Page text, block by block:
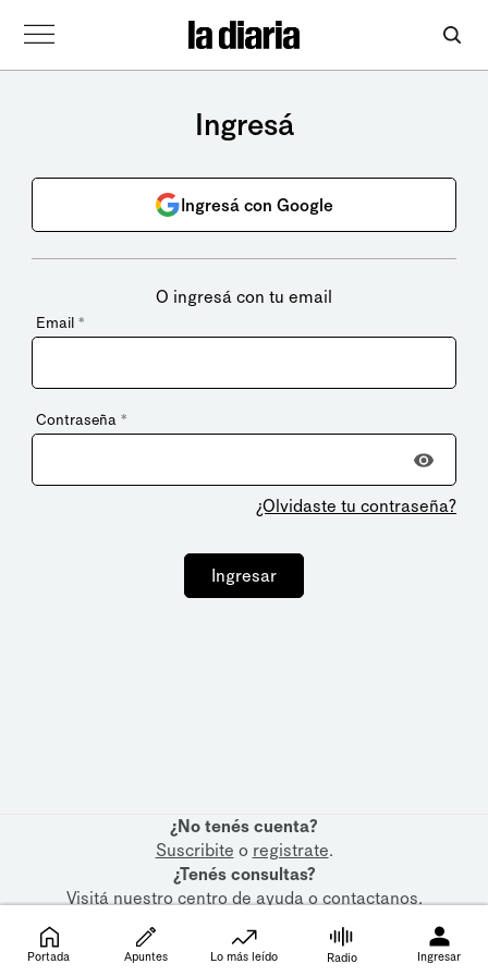
Ingresá
Ingresá con Google
O ingresá con tu email
Email *
Contraseña *
¿Olvidaste tu contraseña?
Ingresar
¿No tenés cuenta?
Suscribite o registrate.
¿Tenés consultas?
Visitá nuestrocentro de ayudaocontactanos.
Portada Apuntes Lo más leído Radio Ingresar